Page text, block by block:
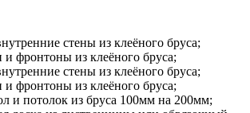
стены из клеёного бруса;
и фронтоны из клеёного бруса;
стены из клеёного бруса;
и фронтоны из клеёного бруса;
и потолок из бруса 100мм на 200мм;